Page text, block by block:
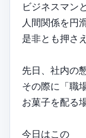
ビジネスマン
人間関係を円
是非とも押さ
先日、社内の
その際に「職
お菓子を配る
今日はこの